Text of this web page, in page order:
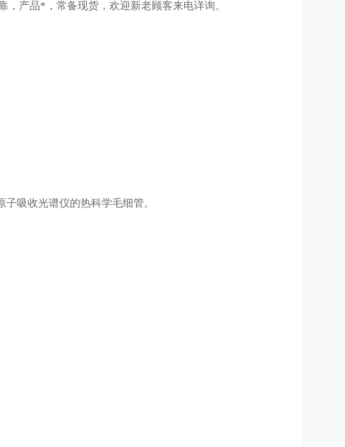
，产品*，常备现货，欢迎新老顾客来电详询。
吸收光谱仪的热科学毛细管。